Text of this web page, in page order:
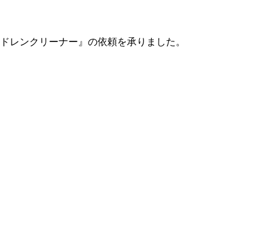
レンクリーナー』の依頼を承りました。